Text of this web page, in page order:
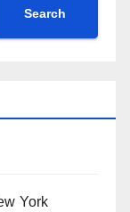
Search
York